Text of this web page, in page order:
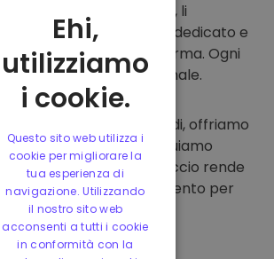
comprare su
, li
nel tuo wallet dedicato e
della nostra piattaforma. Ogni
un wallet personale.
nostri clienti e i loro fondi, offriamo
protetta ed effettuiamo
Questo approccio rende
un punto di riferimento per
criptovalute.
Ehi,
utilizziamo
i cookie.
Questo sito web utilizza i
cookie per migliorare la
tua esperienza di
navigazione. Utilizzando
il nostro sito web
acconsenti a tutti i cookie
in conformità con la